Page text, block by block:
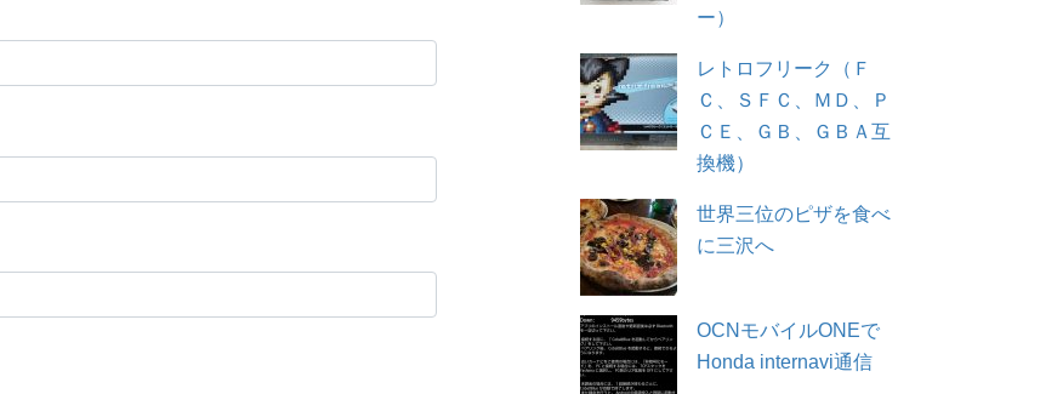
ー）
レトロフリーク（Ｆ
Ｃ、ＳＦＣ、ＭＤ、Ｐ
ＣＥ、ＧＢ、ＧＢＡ互
換機）
世界三位のピザを食べ
に三沢へ
OCNモバイルONEで
Honda internavi通信